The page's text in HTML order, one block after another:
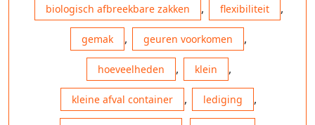
biologisch afbreekbare zakken , flexibiliteit ,
gemak , geuren voorkomen ,
hoeveelheden , klein ,
kleine afval container , lediging ,